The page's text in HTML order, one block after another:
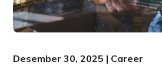
Desember 30, 2025 | Career